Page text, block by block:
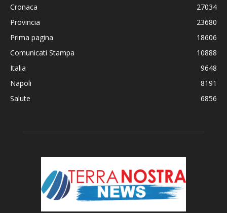
Cronaca
27034
Provincia
23680
Prima pagina
18606
Comunicati Stampa
10888
Italia
9648
Napoli
8191
Salute
6856